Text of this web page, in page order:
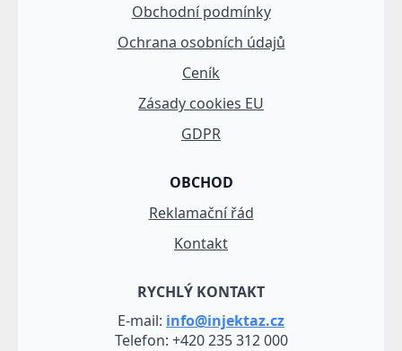
Obchodní podmínky
Ochrana osobních údajů
Ceník
Zásady cookies EU
GDPR
OBCHOD
Reklamační řád
Kontakt
RYCHLÝ KONTAKT
E-mail: info@injektaz.cz
Telefon: +420 235 312 000